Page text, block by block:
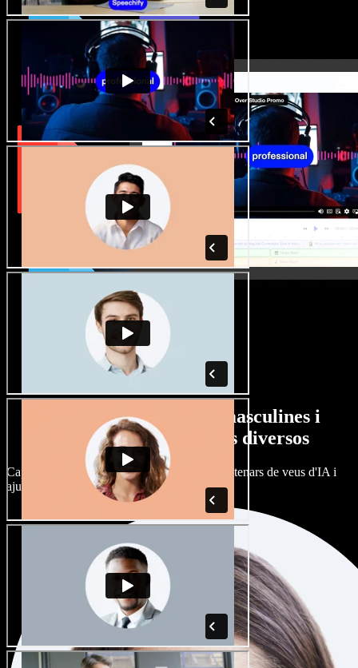
Gran varietat de veus masculines i
femenines amb accents diversos
Cap projecte ha de sonar igual. Tria entre centenars de veus d'IA i
ajusta'n l’accent.